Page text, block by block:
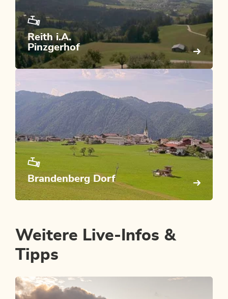
Reith i.A.
Pinzgerhof
Brandenberg Dorf
Weitere Live-Infos &
Tipps